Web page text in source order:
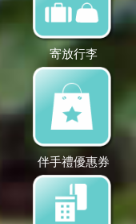
寄放行李
伴手禮優惠券